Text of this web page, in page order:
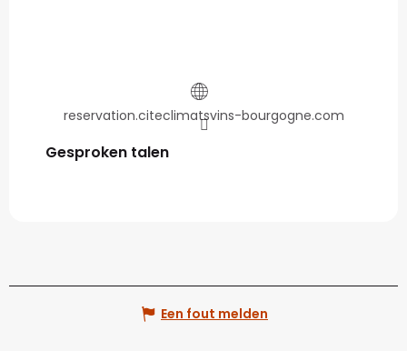
reservation.citeclimatsvins-bourgogne.com
Gesproken talen
Gesproken talen
Een fout melden